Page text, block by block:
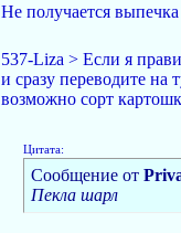
Не получается
537-Liza > Если я
и сразу переводите на
возможно сорт
Цитата:
Сообщение от
Пекла шарл